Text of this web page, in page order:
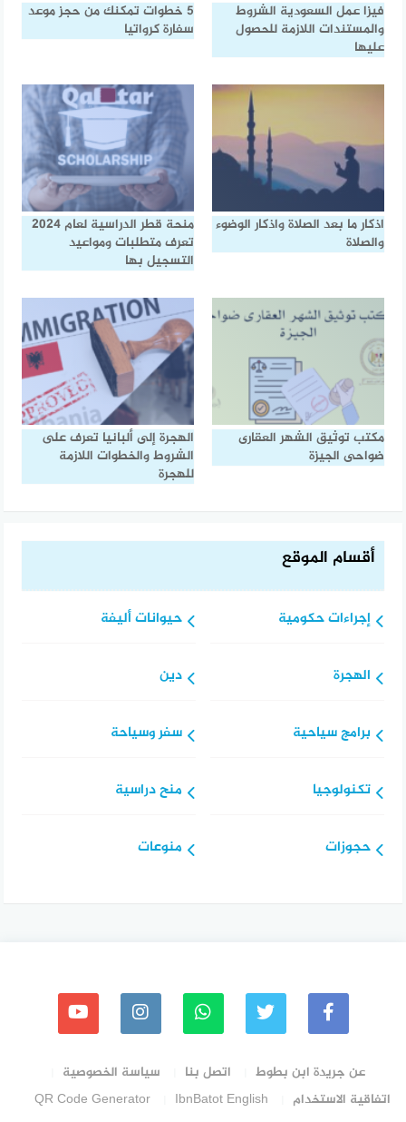
فيزا عمل السعودية الشروط
والمستندات اللازمة للحصول
عليها
5 خطوات تمكنك من حجز موعد
سفارة كرواتيا
اذكار ما بعد الصلاة واذكار الوضوء
والصلاة
منحة قطر الدراسية لعام 2024
تعرف متطلبات ومواعيد
التسجيل بها
مكتب توثيق الشهر العقارى
ضواحى الجيزة
الهجرة إلى ألبانيا تعرف على
الشروط والخطوات اللازمة
للهجرة
أقسام الموقع
إجراءات حكومية
الهجرة
برامج سياحية
تكنولوجيا
حجوزات
حيوانات أليفة
دين
سفر وسياحة
منح دراسية
منوعات
عن جريدة ابن بطوط اتصل بنا
سياسة الخصوصية
اتفاقية الاستخدام
IbnBatot English
QR Code Generator